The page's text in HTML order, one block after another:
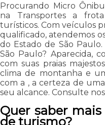
Procurando Micro
na Transportes a
turísticos. Com veículos
qualificado, atendemos
do Estado de São
São Paulo? Aparecida,
com suas praias
clima de montanha e
com a , a certeza de
seu alcance. Consulte
Quer saber
de turismo?